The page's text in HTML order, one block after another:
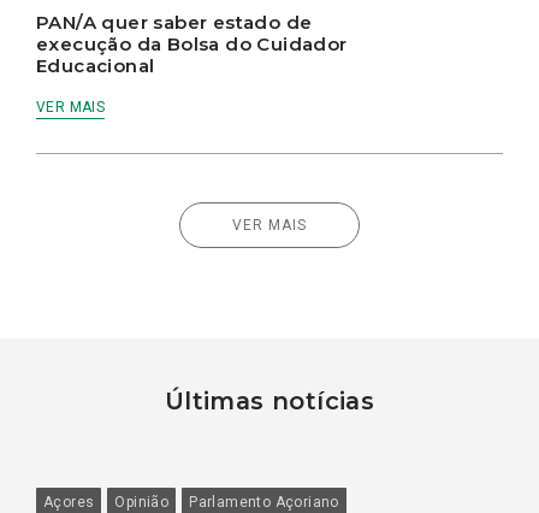
PAN/A quer saber estado de
execução da Bolsa do Cuidador
Educacional
VER MAIS
VER MAIS
Últimas notícias
Açores Opinião Parlamento Açoriano